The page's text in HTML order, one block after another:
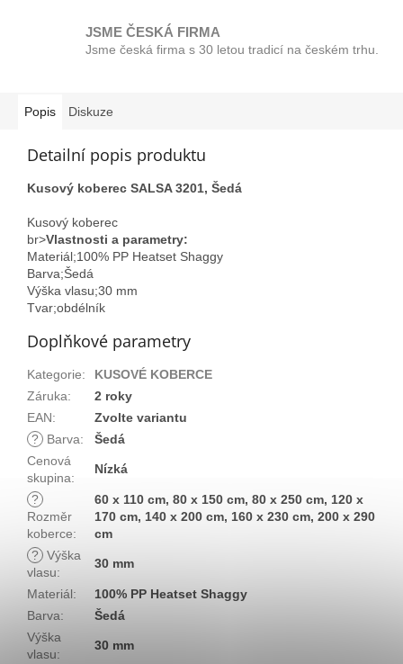
JSME ČESKÁ FIRMA
Jsme česká firma s 30 letou tradicí na českém trhu.
Popis Diskuze
Detailní popis produktu
Kusový koberec SALSA 3201, Šedá
Kusový koberec
br>Vlastnosti a parametry:
Materiál;100% PP Heatset Shaggy
Barva;Šedá
Výška vlasu;30 mm
Tvar;obdélník
Doplňkové parametry
Kategorie:
KUSOVÉ KOBERCE
Záruka:
2 roky
EAN:
Zvolte variantu
?
Barva:
Šedá
Cenová
skupina:
Nízká
?
Rozměr
koberce:
60 x 110 cm, 80 x 150 cm, 80 x 250 cm, 120 x
170 cm, 140 x 200 cm, 160 x 230 cm, 200 x 290
cm
? Výška
vlasu:
30 mm
Materiál:
100% PP Heatset Shaggy
Barva:
Šedá
Výška
vlasu:
30 mm